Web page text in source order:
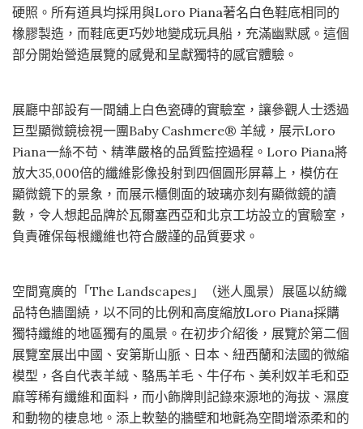
硬照。所有道具均採用與Loro Piana著名白色鞋底相同的
橡膠製造，而鞋底更巧妙地變成玩具船，充滿幽默感。這個
部分開始營造展覽的感覺和呈獻獨特的感官體驗。
展廳中部設有一間舖上白色瓷磚的實驗室，讓參觀人士透過
巨型顯微鏡檢視一團Baby Cashmere® 羊絨，展示Loro
Piana一絲不苟、精準嚴格的品質監控過程。Loro Piana將
放大35,000倍的纖維影像投射到四個圓形屏幕上，模仿在
顯微鏡下的景象，而展示櫃側面的玻璃亦刻有顯微鏡的讀
數，令人想起品牌於瓦爾塞西亞和北京工坊設立的實驗室，
負責確保每根纖維也符合嚴謹的品質要求。
空間寬廣的「The Landscapes」（迷人風景）展區以紡織
品特色牆圍繞，以不同的比例和高度縮放Loro Piana採購
獨特纖維的地區獨有的風景。在初步介紹後，展覽於第二個
展覽室展出中國、安第斯山脈、日本、紐西蘭和法國的微縮
模型，各自代表羊絨、駱馬羊毛、牛仔布、美利奴羊毛和亞
麻等稀有纖維和面料，而小飾牌則記錄來源地的海拔、濕度
和動物的棲息地。添上軟墊的牆壁和地氈為空間增添柔和的